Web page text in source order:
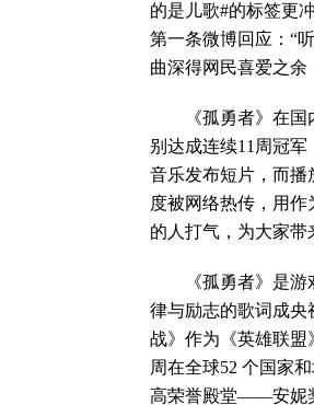
的是儿歌#的标签更
第一条微博回应：“
曲深得网民喜爱之余
《孤勇者》在国内
别达成连续11周冠
音乐发布短片，而播
度被网络热传，用
的人打气，为大家带
《孤勇者》是游戏
律与励志的歌词成央
战》作为《英雄联盟
周在全球52 个国家
高荣誉殿堂——安妮